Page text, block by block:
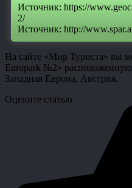
Источник: https://
2/
Источник: http://
На сайте «Мир Туриста» вы
Europark №2» расположенную
Западная Европа, Австрия.
Оцените статью